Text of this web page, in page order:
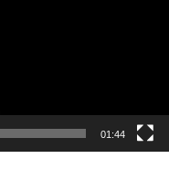
01:44